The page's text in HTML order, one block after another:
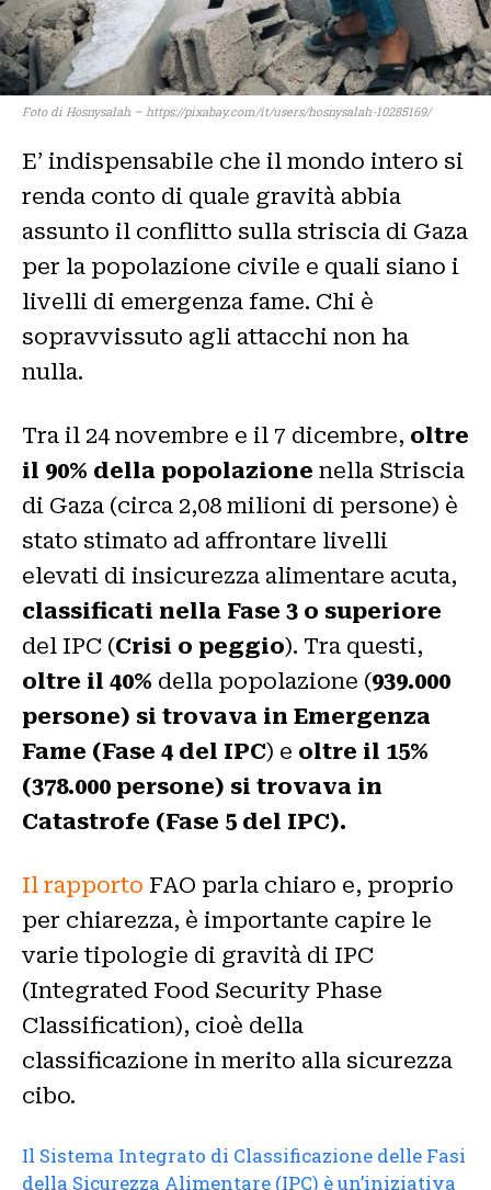
Foto di Hosnysalah – https://pixabay.com/it/users/hosnysalah-10285169/
E’ indispensabile che il mondo intero si
renda conto di quale gravità abbia
assunto il conflitto sulla striscia di Gaza
per la popolazione civile e quali siano i
livelli di emergenza fame. Chi è
sopravvissuto agli attacchi non ha
nulla.
Tra il 24 novembre e il 7 dicembre, oltre
il 90% della popolazione nella Striscia
di Gaza (circa 2,08 milioni di persone) è
stato stimato ad affrontare livelli
elevati di insicurezza alimentare acuta,
classificati nella Fase 3 o superiore
del IPC (Crisi o peggio). Tra questi,
oltre il 40% della popolazione (939.000
persone) si trovava in Emergenza
Fame (Fase 4 del IPC) e oltre il 15%
(378.000 persone) si trovava in
Catastrofe (Fase 5 del IPC).
Il rapporto FAO parla chiaro e, proprio
per chiarezza, è importante capire le
varie tipologie di gravità di IPC
(Integrated Food Security Phase
Classification), cioè della
classificazione in merito alla sicurezza
cibo.
Il Sistema Integrato di Classificazione delle Fasi
della Sicurezza Alimentare (IPC) è un’iniziativa